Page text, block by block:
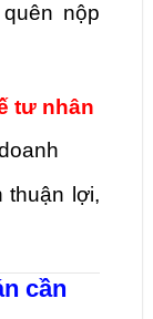
nộp
tư nhân
thuận lợi,
cần